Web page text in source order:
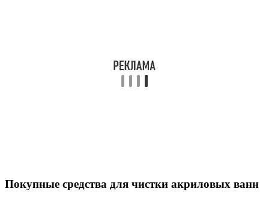
Покупные средства для чистки акриловых ванн